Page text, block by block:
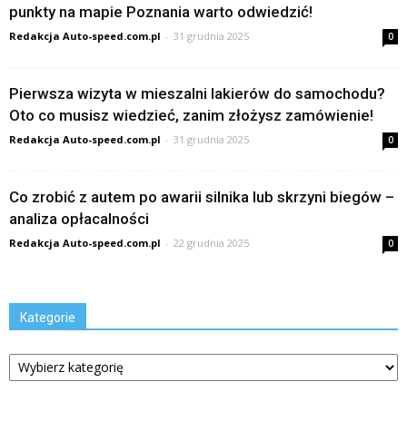
punkty na mapie Poznania warto odwiedzić!
Redakcja Auto-speed.com.pl - 31 grudnia 2025 0
Pierwsza wizyta w mieszalni lakierów do samochodu?
Oto co musisz wiedzieć, zanim złożysz zamówienie!
Redakcja Auto-speed.com.pl - 31 grudnia 2025 0
Co zrobić z autem po awarii silnika lub skrzyni biegów –
analiza opłacalności
Redakcja Auto-speed.com.pl - 22 grudnia 2025 0
Kategorie
Kategorie